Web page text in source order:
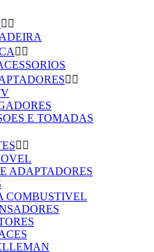
 
 
 
E TOMADAS
 
ADAPTADORES
COMBUSTIVEL